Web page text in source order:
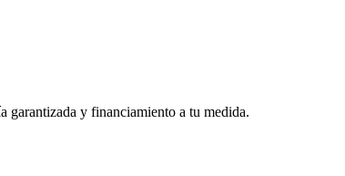
garantizada y financiamiento a tu medida.